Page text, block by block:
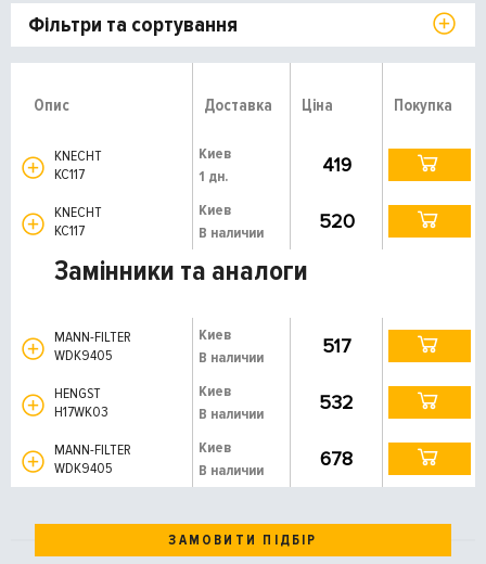
Фільтри та сортування
Опис Доставка Ціна Покупка
KNECHT
KC117
Киев
1 дн.
419
KNECHT
KC117
Киев
В наличии
520
Замінники та аналоги
MANN-FILTER
WDK9405
Киев
В наличии
517
HENGST
H17WK03
Киев
В наличии
532
MANN-FILTER
WDK9405
Киев
В наличии
678
ЗАМОВИТИ ПІДБІР